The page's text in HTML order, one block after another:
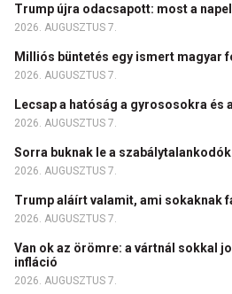
Trump újra odacsapott: most a
2026. AUGUSZTUS 7.
Milliós büntetés egy ismert magyar
2026. AUGUSZTUS 7.
Lecsap a hatóság a gyrososokra és
2026. AUGUSZTUS 7.
Sorra buknak le a szabálytalankodók
2026. AUGUSZTUS 7.
Trump aláírt valamit, ami sokaknak
2026. AUGUSZTUS 7.
Van ok az örömre: a vártnál sokkal
infláció
2026. AUGUSZTUS 7.